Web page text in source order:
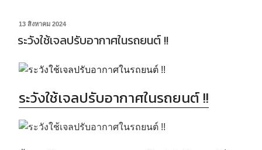
13 สิงหาคม 2024
ระวังใช้เจลปรับอากาศในรถยนต์ !!
ระวังใช้เจลปรับอากาศในรถยนต์ !!